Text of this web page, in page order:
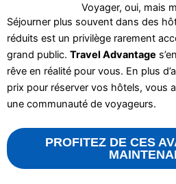
Voyager, oui, mais
Séjourner plus souvent dans des
réduits est un privilège rarement
grand public. Travel Advantage
rêve en réalité pour vous. En plus
prix pour réserver vos hôtels, vous
une communauté de voyageurs.
PROFITEZ DE CES